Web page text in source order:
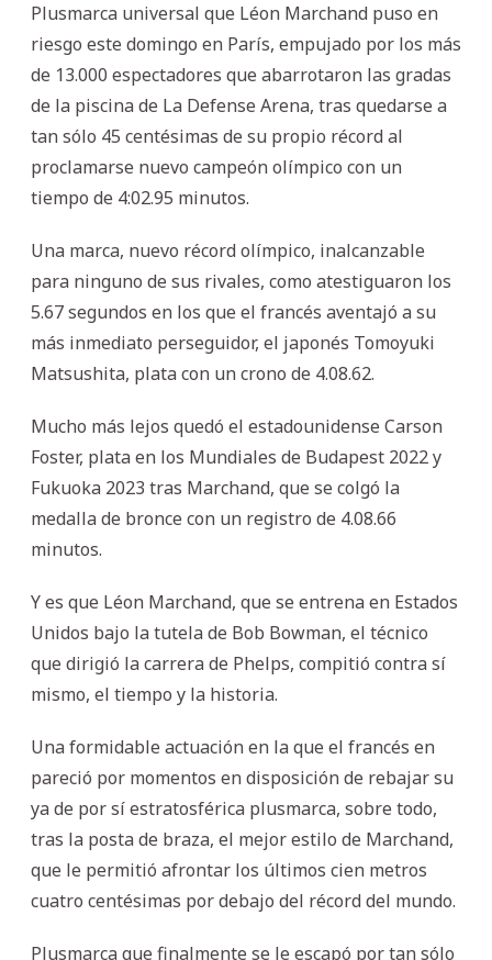
Plusmarca universal que Léon Marchand puso en
riesgo este domingo en París, empujado por los más
de 13.000 espectadores que abarrotaron las gradas
de la piscina de La Defense Arena, tras quedarse a
tan sólo 45 centésimas de su propio récord al
proclamarse nuevo campeón olímpico con un
tiempo de 4:02.95 minutos.
Una marca, nuevo récord olímpico, inalcanzable
para ninguno de sus rivales, como atestiguaron los
5.67 segundos en los que el francés aventajó a su
más inmediato perseguidor, el japonés Tomoyuki
Matsushita, plata con un crono de 4.08.62.
Mucho más lejos quedó el estadounidense Carson
Foster, plata en los Mundiales de Budapest 2022 y
Fukuoka 2023 tras Marchand, que se colgó la
medalla de bronce con un registro de 4.08.66
minutos.
Y es que Léon Marchand, que se entrena en Estados
Unidos bajo la tutela de Bob Bowman, el técnico
que dirigió la carrera de Phelps, compitió contra sí
mismo, el tiempo y la historia.
Una formidable actuación en la que el francés en
pareció por momentos en disposición de rebajar su
ya de por sí estratosférica plusmarca, sobre todo,
tras la posta de braza, el mejor estilo de Marchand,
que le permitió afrontar los últimos cien metros
cuatro centésimas por debajo del récord del mundo.
Plusmarca que finalmente se le escapó por tan sólo